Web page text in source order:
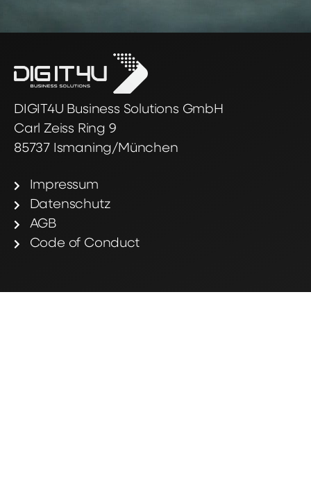
DIGIT4U Business Solutions GmbH
Carl Zeiss Ring 9
85737 Ismaning/München
Impressum
Datenschutz
AGB
Code of Conduct